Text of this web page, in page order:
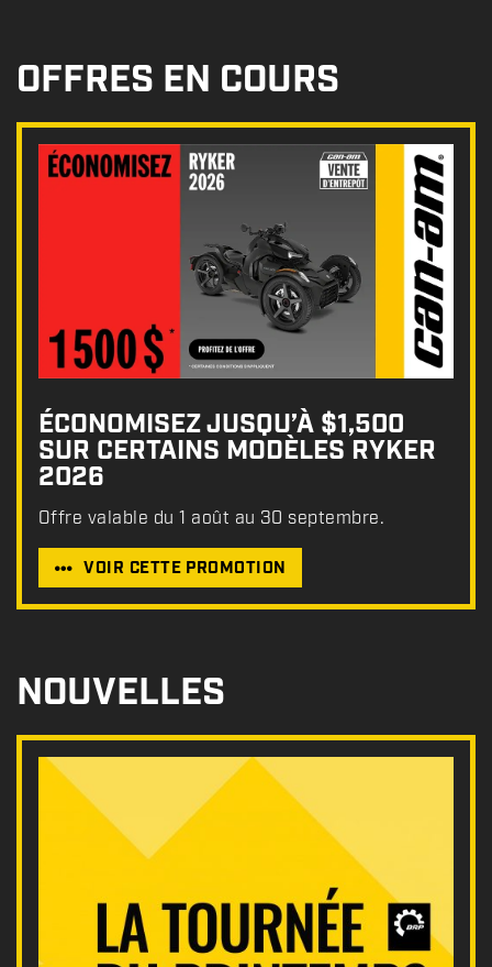
OFFRES EN COURS
ÉCONOMISEZ JUSQU’À $1,500
SUR CERTAINS MODÈLES RYKER
2026
Offre valable du 1 août au 30 septembre.
VOIR CETTE PROMOTION
NOUVELLES